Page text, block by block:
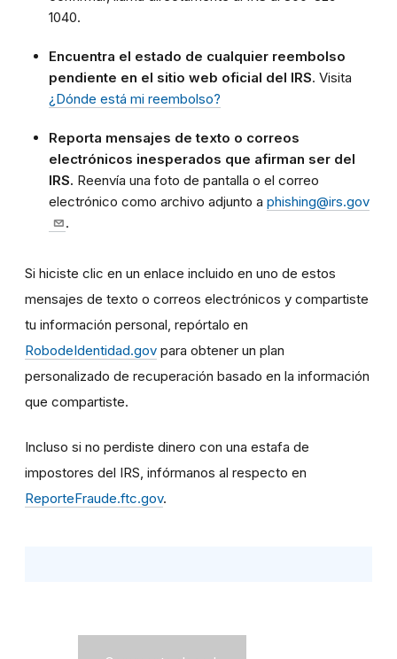
1040.
Encuentra el estado de cualquier reembolso
pendiente en el sitio web oficial del IRS. Visita
¿Dónde está mi reembolso?
Reporta mensajes de texto o correos
electrónicos inesperados que afirman ser del
IRS. Reenvía una foto de pantalla o el correo
electrónico como archivo adjunto a phishing@irs.gov
.
Si hiciste clic en un enlace incluido en uno de estos
mensajes de texto o correos electrónicos y compartiste
tu información personal, repórtalo en
RobodeIdentidad.gov para obtener un plan
personalizado de recuperación basado en la información
que compartiste.
Incluso si no perdiste dinero con una estafa de
impostores del IRS, infórmanos al respecto en
ReporteFraude.ftc.gov.